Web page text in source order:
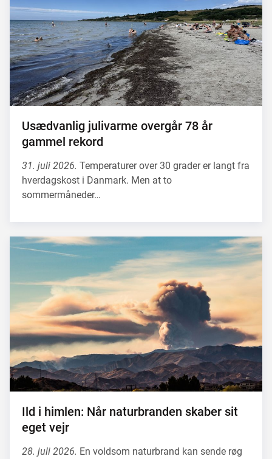
Usædvanlig julivarme overgår 78 år
gammel rekord
31. juli 2026. Temperaturer over 30 grader er langt fra
hverdagskost i Danmark. Men at to
sommermåneder…
Ild i himlen: Når naturbranden skaber sit
eget vejr
28. juli 2026. En voldsom naturbrand kan sende røg